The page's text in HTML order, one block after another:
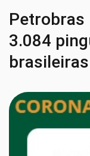
Petrobras
3.084
brasileiras